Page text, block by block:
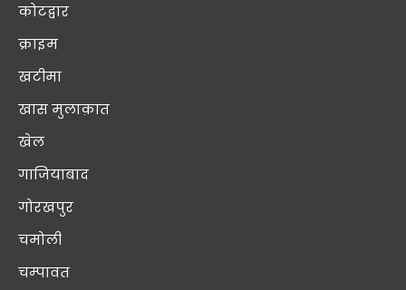
कोटद्वार
क्राइम
खटीमा
खास मुलाक़ात
खेल
गाजियाबाद
गोरखपुर
चमोली
चम्पावत